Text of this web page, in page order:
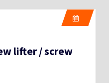
lifter / screw